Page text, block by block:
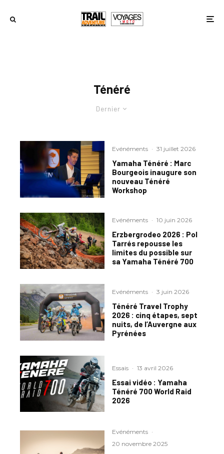
Ténéré
Dernier
Evénéments · 31 juillet 2026
Yamaha Ténéré : Marc
Bourgeois inaugure son
nouveau Ténéré
Workshop
Evénéments · 10 juin 2026
Erzbergrodeo 2026 : Pol
Tarrés repousse les
limites du possible sur
sa Yamaha Ténéré 700
Evénéments · 3 juin 2026
Ténéré Travel Trophy
2026 : cinq étapes, sept
nuits, de l’Auvergne aux
Pyrénées
Essais · 13 avril 2026
Essai vidéo : Yamaha
Ténéré 700 World Raid
2026
Evénéments ·
20 novembre 2025